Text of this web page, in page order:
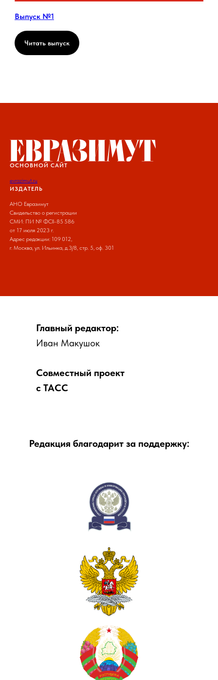
Выпуск №1
Читать выпуск
ОСНОВНОЙ САЙТ
evrazimut.ru
ИЗДАТЕЛЬ
АНО Евразимут
Свидельство о регистрации
СМИ: ПИ № ФCll-85 586
от 17 июля 2023 г.
Адрес редакции: 109 012,
г. Москва, ул. Ильинка, д.3/8, стр. 5, оф. 301
Совместный проект
с ТАСС
Главный редактор:
Иван Макушок
Редакция благодарит за поддержку: